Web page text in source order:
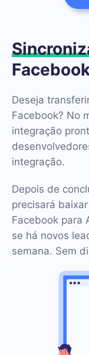
Deseja
Facebook? No
integração
integração.
Depois de
precisará
Facebook para
se há novos
semana. Sem